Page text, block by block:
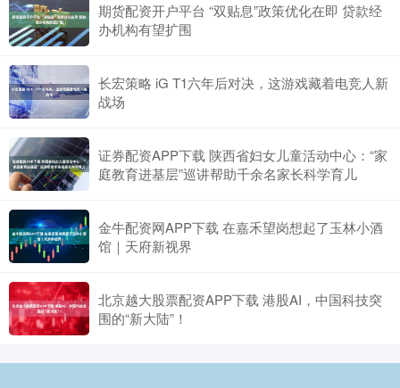
期货配资开户平台 “双贴息”政策优化在即 贷款经
办机构有望扩围
长宏策略 iG T1六年后对决，这游戏藏着电竞人新
战场
证券配资APP下载 陕西省妇女儿童活动中心：“家
庭教育进基层”巡讲帮助千余名家长科学育儿
金牛配资网APP下载 在嘉禾望岗想起了玉林小酒
馆｜天府新视界
北京越大股票配资APP下载 港股AI，中国科技突
围的“新大陆”！